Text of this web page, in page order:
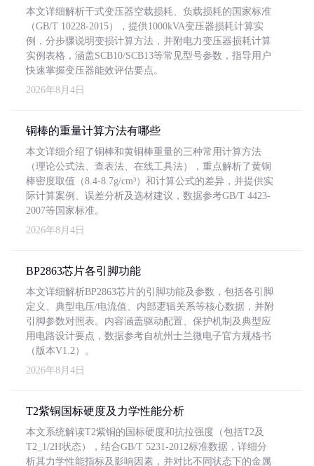
本文详细解析干式变压器空载损耗、负载损耗的国家标准
（GB/T 10228-2015），提供1000kVA变压器损耗计算实
例，分步骤说明变损计算方法，并附电力变压器损耗计算
实例表格，涵盖SCB10/SCB13等常见型号参数，指导用户
快速掌握变压器能效评估要点。
2026年8月4日
铜棒的重量计算方法有哪些
本文详细介绍了铜棒和黄铜棒重量的三种常用计算方法
（理论公式法、查表法、在线工具法），重点解析了黄铜
棒密度取值（8.4-8.7g/cm³）和计算公式的差异，并提供实
际计算案例、误差分析及选材建议，数据参考GB/T 4423-
2007等国家标准。
2026年8月4日
BP2863芯片各引脚功能
本文详细解析BP2863芯片的引脚功能及参数，包括各引脚
定义、典型电压/电流值、内部逻辑关系等核心数据，并附
引脚参数对照表。内容涵盖驱动配置、保护机制及典型应
用电路设计要点，数据参考自杭州士兰微电子官方规格书
（版本V1.2）。
2026年8月4日
T2紫铜国标硬度及力学性能分析
本文系统解读T2紫铜的国标硬度和抗拉强度（包括T2及
T2_1/2H状态），结合GB/T 5231-2012标准数据，详细分
析其力学性能指标及影响因素，并对比不同状态下的金属